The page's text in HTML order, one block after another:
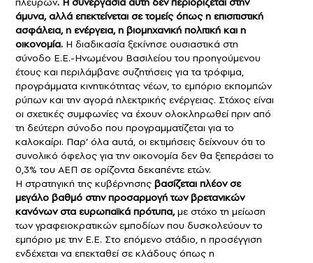
άμυνα, αλλά επεκτείνεται σε τομείς όπως η επισιτιστική
ασφάλεια, η ενέργεια, η βιομηχανική πολιτική και η
οικονομία. Η διαδικασία ξεκίνησε ουσιαστικά στη
σύνοδο Ε.Ε.-Ηνωμένου Βασιλείου του προηγούμενου
έτους και περιλάμβανε συζητήσεις για τα τρόφιμα,
προγράμματα κινητικότητας νέων, το εμπόριο εκπομπών
ρύπων και την αγορά ηλεκτρικής ενέργειας. Στόχος είναι
οι σχετικές συμφωνίες να έχουν ολοκληρωθεί πριν από
τη δεύτερη σύνοδο που προγραμματίζεται για το
καλοκαίρι. Παρ’ όλα αυτά, οι εκτιμήσεις δείχνουν ότι το
συνολικό όφελος για την οικονομία δεν θα ξεπεράσει το
0,3% του ΑΕΠ σε ορίζοντα δεκαπέντε ετών.
Η στρατηγική της κυβέρνησης βασίζεται πλέον σε
μεγάλο βαθμό στην προσαρμογή των βρετανικών
κανόνων στα ευρωπαϊκά πρότυπα,με στόχο τη μείωση
των γραφειοκρατικών εμποδίων που δυσκολεύουν το
εμπόριο με την Ε.Ε. Στο επόμενο στάδιο, η προσέγγιση
ενδέχεται να επεκταθεί σε κλάδους όπως η